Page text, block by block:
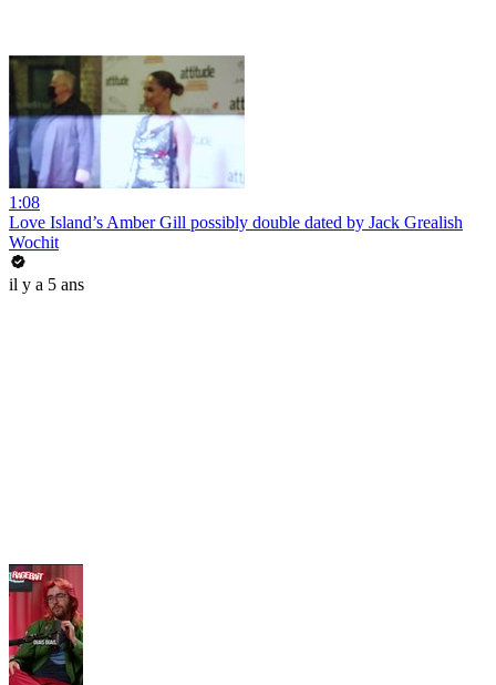
1:08
Love Island’s Amber Gill possibly double dated by Jack Grealish
Wochit
il y a 5 ans